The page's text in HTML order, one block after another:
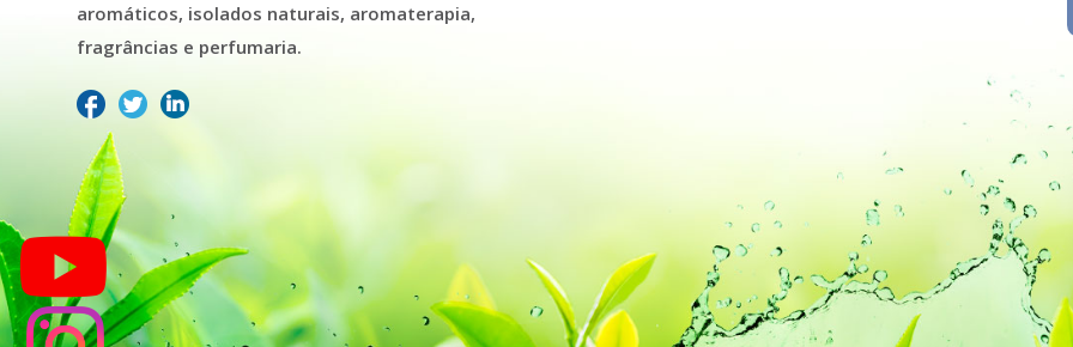
aromáticos, isolados naturais, aromaterapia,
fragrâncias e perfumaria.